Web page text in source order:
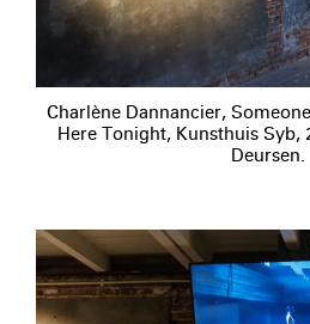
Charlène Dannancier,
Here Tonight, Kunsthuis Syb,
Deursen.